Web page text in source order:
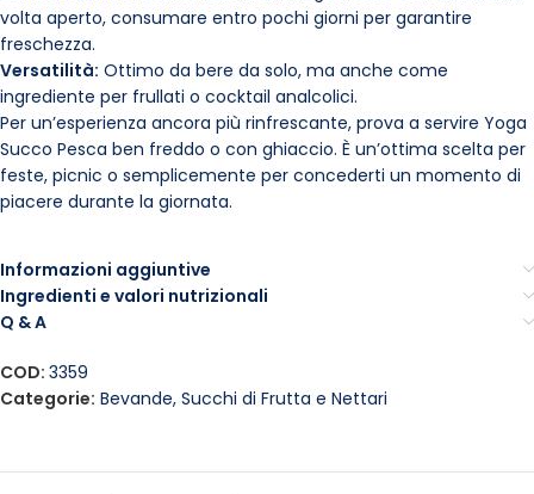
volta aperto, consumare entro pochi giorni per garantire
freschezza.
Versatilità: Ottimo da bere da solo, ma anche come
ingrediente per frullati o cocktail analcolici.
Per un’esperienza ancora più rinfrescante, prova a servire Yoga
Succo Pesca ben freddo o con ghiaccio. È un’ottima scelta per
feste, picnic o semplicemente per concederti un momento di
piacere durante la giornata.
Informazioni aggiuntive
Ingredienti e valori nutrizionali
Q & A
COD: 3359
Categorie: Bevande, Succhi di Frutta e Nettari